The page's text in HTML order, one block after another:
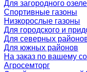
Для загородного
Спортивные газоны
Низкорослые газоны
Для городского и
Для северных
Для южных районов
На заказ по вашему
Агросемторг